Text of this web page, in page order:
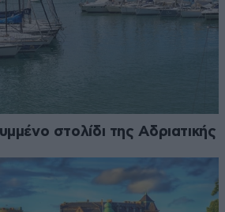
στολίδι της Αδριατικής